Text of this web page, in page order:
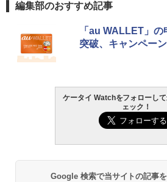
編集部のおすすめ記事
「au WALLET」
突破、キャンペー
ケータイ Watchをフォローし
ェック！
Google 検索で当サイトの記事